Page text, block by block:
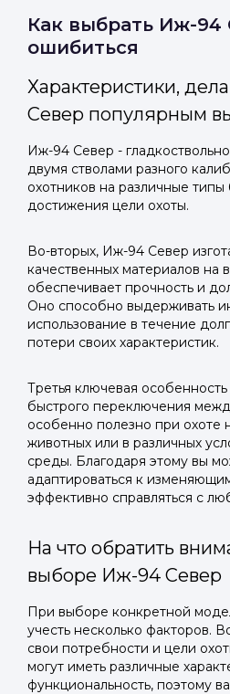
Телефон
или подайте через
Войти в ЛК и
или подайте через
Войти в ЛК и
Как выбрать Иж-94
ошибиться
Характеристики,
Север популярным
Иж-94 Север -
двумя стволами разного
охотников на различные
достижения цели охоты.
Во-вторых, Иж-94 Север
качественных материалов на
обеспечивает прочность и
Оно способно выдерживать
использование в течение
потери своих характеристик.
Третья ключевая
быстрого переключения
особенно полезно при охоте
животных или в различных
среды. Благодаря этому вы
адаптироваться к
эффективно справляться с
На что обратить
выборе Иж-94 Север
При выборе конкретной
учесть несколько факторов.
свои потребности и цели
могут иметь различные
функциональность, поэтому